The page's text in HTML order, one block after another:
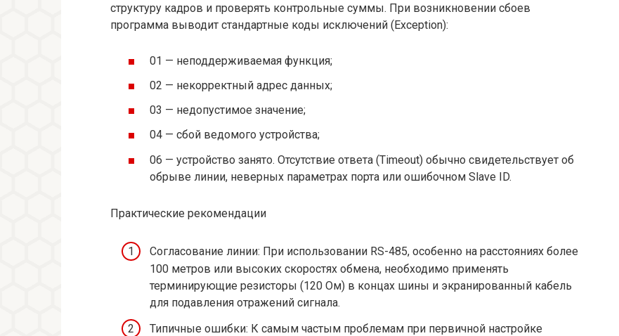
структуру кадров и проверять контрольные суммы. При возникновении сбоев
программа выводит стандартные коды исключений (Exception):
01 — неподдерживаемая функция;
02 — некорректный адрес данных;
03 — недопустимое значение;
04 — сбой ведомого устройства;
06 — устройство занято. Отсутствие ответа (Timeout) обычно свидетельствует об
обрыве линии, неверных параметрах порта или ошибочном Slave ID.
Практические рекомендации
Согласование линии: При использовании RS-485, особенно на расстояниях более
100 метров или высоких скоростях обмена, необходимо применять
терминирующие резисторы (120 Ом) в концах шины и экранированный кабель
для подавления отражений сигнала.
Типичные ошибки: К самым частым проблемам при первичной настройке